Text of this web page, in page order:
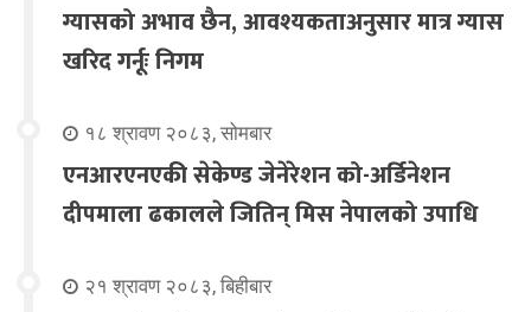
ग्यासको अभाव छैन, आवश्यकताअनुसार मात्र ग्यास
खरिद गर्नूः निगम
१८ श्रावण २०८३, सोमबार
एनआरएनएकी सेकेण्ड जेनेरेशन को-अर्डिनेशन
दीपमाला ढकालले जितिन् मिस नेपालको उपाधि
२१ श्रावण २०८३, बिहीबार